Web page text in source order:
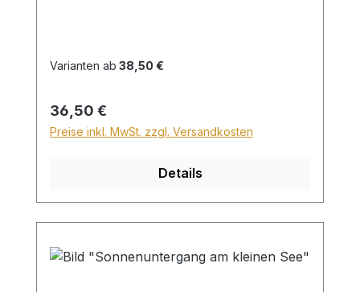
Deutschlands ein Zuschlag für Sperrgut in
Versand ins Ausland beträgt der
Sperrgutzuschlag 30€.
Varianten ab 38,50 €
Regulärer Preis:
36,50 €
Preise inkl. MwSt. zzgl. Versandkosten
Details